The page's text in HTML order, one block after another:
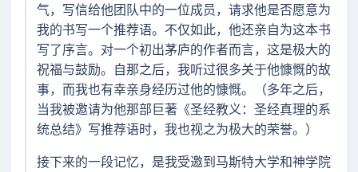
气，写信给他团队中的一位成员，请求他是否愿意为
我的书写一个推荐语。不仅如此，他还亲自为这本书
写了序言。对一个初出茅庐的作者而言，这是极大的
祝福与鼓励。自那之后，我听过很多关于他慷慨的故
事，而我也有幸亲身经历过他的慷慨。（多年之后，
当我被邀请为他那部巨著《圣经教义：圣经真理的系
统总结》写推荐语时，我也视之为极大的荣誉。）
接下来的一段记忆，是我受邀到马斯特大学和神学院